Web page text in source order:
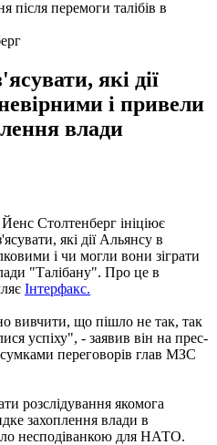
які дії
і привели
влади
Столтенберг ініціює
які дії Альянсу в
і чи могли вони зіграти
"Талібану". Про це в
Інтерфакс.
вивчити, що пішло не так, так
успіху", - заявив він на прес-
переговорів глав МЗС
розслідування якомога
захоплення влади в
несподіванкою для НАТО.